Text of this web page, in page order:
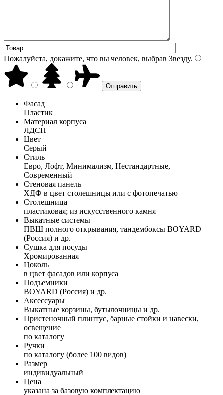
Пожалуйста, докажите, что вы человек, выбрав Звезду.
Фасад
Пластик
Материал корпуса
ЛДСП
Цвет
Серый
Стиль
Евро, Лофт, Минимализм, Нестандартные,
Современный
Стеновая панель
ХДФ в цвет столешницы или с фотопечатью
Столешница
пластиковая; из искусственного камня
Выкатные системы
ПВШ полного открывания, тандембоксы BOYARD
(Россия) и др.
Сушка для посуды
Хромированная
Цоколь
в цвет фасадов или корпуса
Подъемники
BOYARD (Россия) и др.
Аксессуары
Выкатные корзины, бутылочницы и др.
Пристеночный плинтус, барные стойки и навески,
освещение
по каталогу
Ручки
по каталогу (более 100 видов)
Размер
индивидуальный
Цена
указана за базовую комплектацию